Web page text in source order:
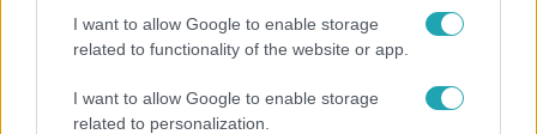
I want to allow Google to enable storage
related to functionality of the website or app.
I want to allow Google to enable storage
related to personalization.
Letartóztatták a katonát, aki terhes nőre támadt
Miskolcon, hogy megerőszakolja
Követte, majd egy erdős részen megtámadta, és
fojtogatni kezdte.